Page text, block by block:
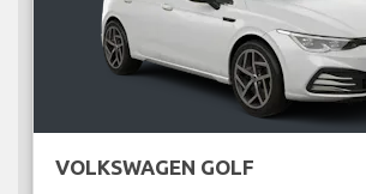
VOLKSWAGEN GOLF